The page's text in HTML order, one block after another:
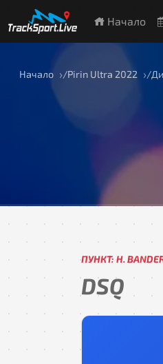
Начало
Начало Pirin Ultra 2022
ПУНКТ: H.
DSQ